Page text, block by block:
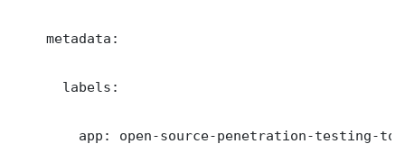
    metadata:
      labels:
app: open-source-penetration-testing-